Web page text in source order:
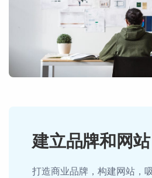
建立品牌和网站
打造商业品牌，构建网站，